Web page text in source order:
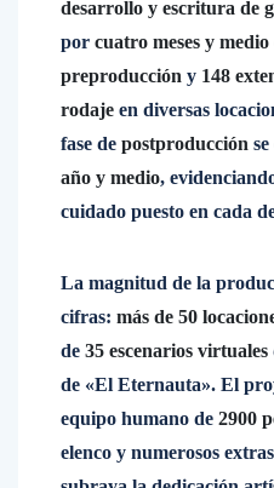
desarrollo y escritura de
por cuatro meses y
preproducción y 148
rodaje en diversas
fase de postproducción
año y medio,
cuidado puesto en cada
La magnitud de la
cifras: más de 50
de 35 escenarios virtuales
de «El Eternauta». El
equipo humano de 2900
elenco y numerosos